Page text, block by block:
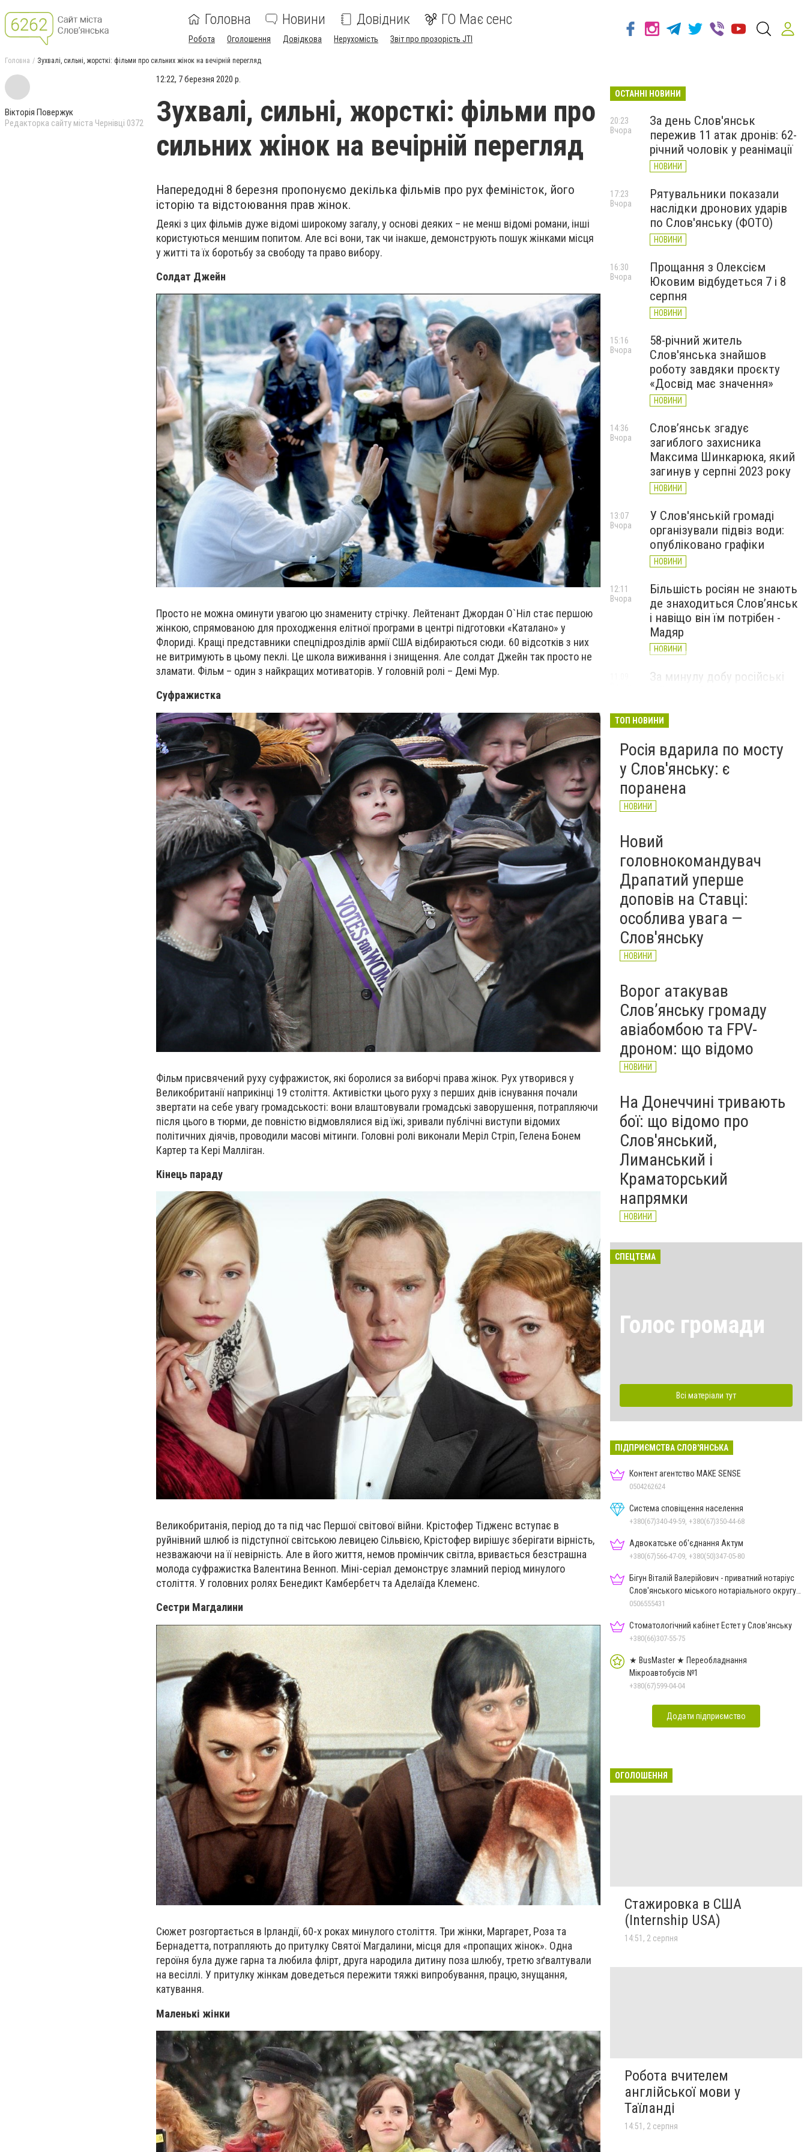
Головна Новини Довідник ГО Має сенс
Робота Оголошення Довідкова Нерухомість Звіт про прозорість JTI
Головна Зухвалі, сильні, жорсткі: фільми про сильних жінок на вечірній перегляд
Вікторія Повержук
Редакторка сайту міста Чернівці 0372
12:22, 7 березня 2020 р.
Зухвалі, сильні, жорсткі: фільми про
сильних жінок на вечірній перегляд
Напередодні 8 березня пропонуємо декілька фільмів про рух феміністок, його
історію та відстоювання прав жінок.
Деякі з цих фільмів дуже відомі широкому загалу, у основі деяких – не менш відомі романи, інші
користуються меншим попитом. Але всі вони, так чи інакше, демонструють пошук жінками місця
у житті та їх боротьбу за свободу та право вибору.
Солдат Джейн
Просто не можна оминути увагою цю знамениту стрічку. Лейтенант Джордан О`Ніл стає першою
жінкою, спрямованою для проходження елітної програми в центрі підготовки «Каталано» у
Флориді. Кращі представники спецпідрозділів армії США відбираються сюди. 60 відсотків з них
не витримують в цьому пеклі. Це школа виживання і знищення. Але солдат Джейн так просто не
зламати. Фільм – один з найкращих мотиваторів. У головній ролі – Демі Мур.
Суфражистка
Фільм присвячений руху суфражисток, які боролися за виборчі права жінок. Рух утворився у
Великобританії наприкінці 19 століття. Активістки цього руху з перших днів існування почали
звертати на себе увагу громадськості: вони влаштовували громадські заворушення, потрапляючи
після цього в тюрми, де повністю відмовлялися від їжі, зривали публічні виступи відомих
політичних діячів, проводили масові мітинги. Головні ролі виконали Меріл Стріп, Гелена Бонем
Картер та Кері Малліган.
Кінець параду
Великобританія, період до та під час Першої світової війни. Крістофер Тідженс вступає в
руйнівний шлюб із підступної світською левицею Сільвією, Крістофер вирішує зберігати вірність,
незважаючи на її невірність. Але в його життя, немов промінчик світла, вривається безстрашна
молода суфражистка Валентина Венноп. Міні-серіал демонструє зламний період минулого
століття. У головних ролях Бенедикт Камбербетч та Аделаїда Клеменс.
Сестри Магдалини
Сюжет розгортається в Ірландії, 60-х роках минулого століття. Три жінки, Маргарет, Роза та
Бернадетта, потрапляють до притулку Святої Магдалини, місця для «пропащих жінок». Одна
героїня була дуже гарна та любила флірт, друга народила дитину поза шлюбу, третю зґвалтували
на весіллі. У притулку жінкам доведеться пережити тяжкі випробування, працю, знущання,
катування.
Маленькі жінки
ОСТАННІ НОВИНИ
За день Слов'янськ
пережив 11 атак дронів: 62-
річний чоловік у реанімації
НОВИНИ
20:23
Вчора
Рятувальники показали
наслідки дронових ударів
по Слов'янську (ФОТО)
НОВИНИ
17:23
Вчора
Прощання з Олексієм
Юковим відбудеться 7 і 8
серпня
НОВИНИ
16:30
Вчора
58-річний житель
Слов'янська знайшов
роботу завдяки проєкту
«Досвід має значення»
НОВИНИ
15:16
Вчора
Слов’янськ згадує
загиблого захисника
Максима Шинкарюка, який
загинув у серпні 2023 року
НОВИНИ
14:36
Вчора
У Слов'янській громаді
організували підвіз води:
опубліковано графіки
НОВИНИ
13:07
Вчора
Більшість росіян не знають
де знаходиться Слов’янськ
і навіщо він їм потрібен -
Мадяр
НОВИНИ
12:11
Вчора
За минулу добу російські
великої війни: 6 серпня
ТОП НОВИНИ
Росія вдарила по мосту
у Слов'янську: є
поранена
НОВИНИ
Новий
головнокомандувач
Драпатий уперше
доповів на Ставці:
особлива увага —
Слов'янську
НОВИНИ
Ворог атакував
Слов’янську громаду
авіабомбою та FPV-
дроном: що відомо
НОВИНИ
На Донеччині тривають
бої: що відомо про
Слов'янський,
Лиманський і
Краматорський
напрямки
НОВИНИ
СПЕЦТЕМА
Голос громади
Всі матеріали тут
ПІДПРИЄМСТВА СЛОВ'ЯНСЬКА
Контент агентство MAKE SENSE
0504262624
Система сповіщення населення
+380(67)340-49-59, +380(67)350-44-68
Адвокатське об'єднання Актум
+380(67)566-47-09, +380(50)347-05-80
Бігун Віталій Валерійович - приватний нотаріус
Слов'янського міського нотаріального округу
Дон.обл.
0506555431
Стоматологічний кабінет Естет у Слов'янську
+380(66)307-55-75
★ BusMaster ★ Переобладнання
Мікроавтобусів №1
+380(67)599-04-04
Додати підприємство
ОГОЛОШЕННЯ
Стажировка в США
(Internship USA)
14:51, 2 серпня
Робота вчителем
англійської мови у
Таїланді
14:51, 2 серпня